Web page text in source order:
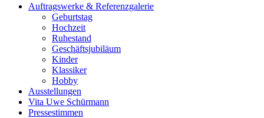
Auftragswerke & Referenzgalerie
Geburtstag
Hochzeit
Ruhestand
Geschäftsjubiläum
Kinder
Klassiker
Hobby
Ausstellungen
Vita Uwe Schürmann
Pressestimmen